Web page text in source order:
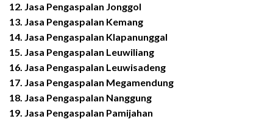
12. Jasa Pengaspalan Jonggol
13. Jasa Pengaspalan Kemang
14. Jasa Pengaspalan Klapanunggal
15. Jasa Pengaspalan Leuwiliang
16. Jasa Pengaspalan Leuwisadeng
17. Jasa Pengaspalan Megamendung
18. Jasa Pengaspalan Nanggung
19. Jasa Pengaspalan Pamijahan